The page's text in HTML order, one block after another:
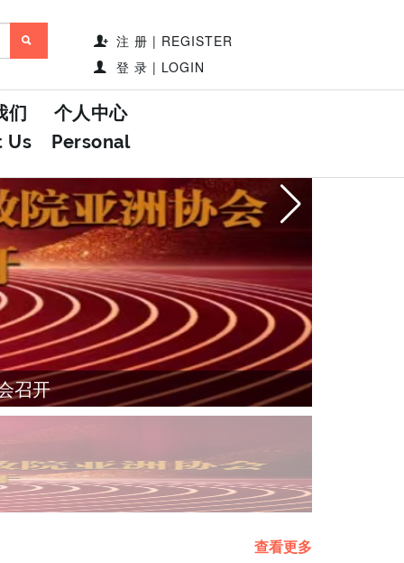
注 册 | REGISTER
登 录 | LOGIN
们
Us
个人中心
Personal
召开
查看更多